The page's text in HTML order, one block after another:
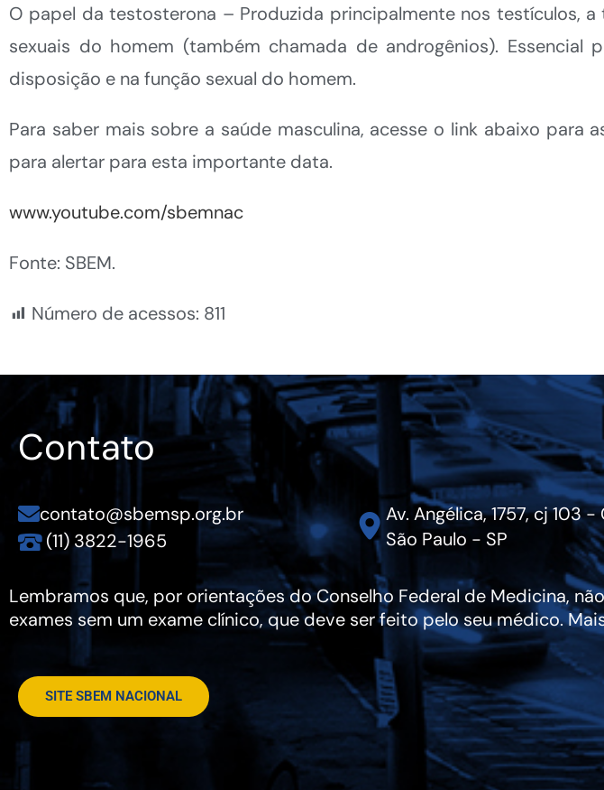
O papel da testosterona – Produzida principalmente nos testículos,
sexuais do homem (também chamada de androgênios). Essencial
disposição e na função sexual do homem.
Para saber mais sobre a saúde masculina, acesse o link abaixo para
para alertar para esta importante data.
www.youtube.com/sbemnac
Fonte: SBEM.
Número de acessos: 811
Contato
contato@sbemsp.org.br
(11) 3822-1965
Av. Angélica, 1757, cj 103
São Paulo - SP
Lembramos que, por orientações do Conselho Federal de Medicina,
exames sem um exame clínico, que deve ser feito pelo seu médico.
SITE SBEM NACIONAL